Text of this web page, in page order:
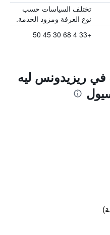
تختلف السياسات حسب
نوع الغرفة ومزود الخدمة.
+33 4 68 30 45 50
في ريزيدونس ليه